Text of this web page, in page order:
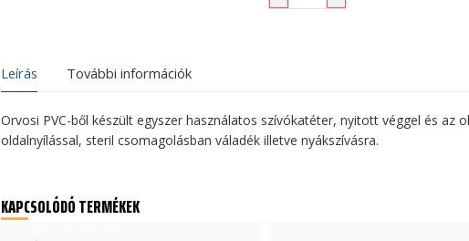
Leírás További információk
Orvosi PVC-ből készült egyszer használatos szívókatéter, nyitott véggel és az
oldalnyílással, steril csomagolásban váladék illetve nyákszívásra.
KAPCSOLÓDÓ TERMÉKEK